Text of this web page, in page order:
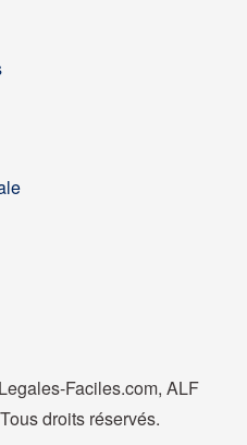
Faciles.com, ALF
droits réservés.